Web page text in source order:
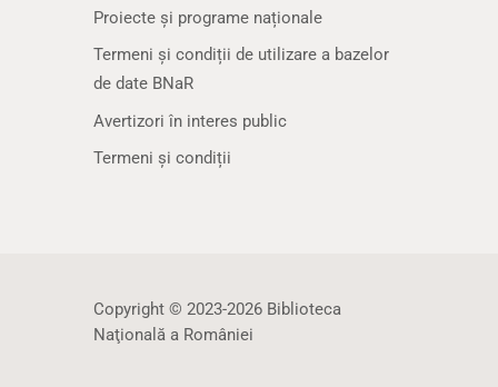
Proiecte și programe naționale
Termeni și condiții de utilizare a bazelor
de date BNaR
Avertizori în interes public
Termeni și condiții
Copyright © 2023-2026 Biblioteca
Naţională a României